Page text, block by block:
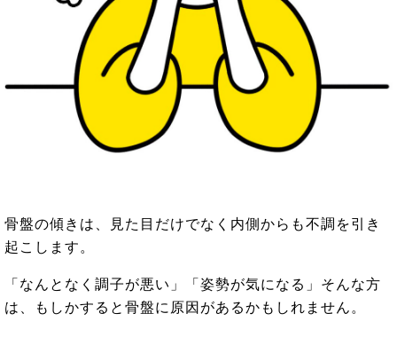
骨盤の傾きは、見た目だけでなく内側からも不調を引き
起こします。
「なんとなく調子が悪い」「姿勢が気になる」そんな方
は、もしかすると骨盤に原因があるかもしれません。